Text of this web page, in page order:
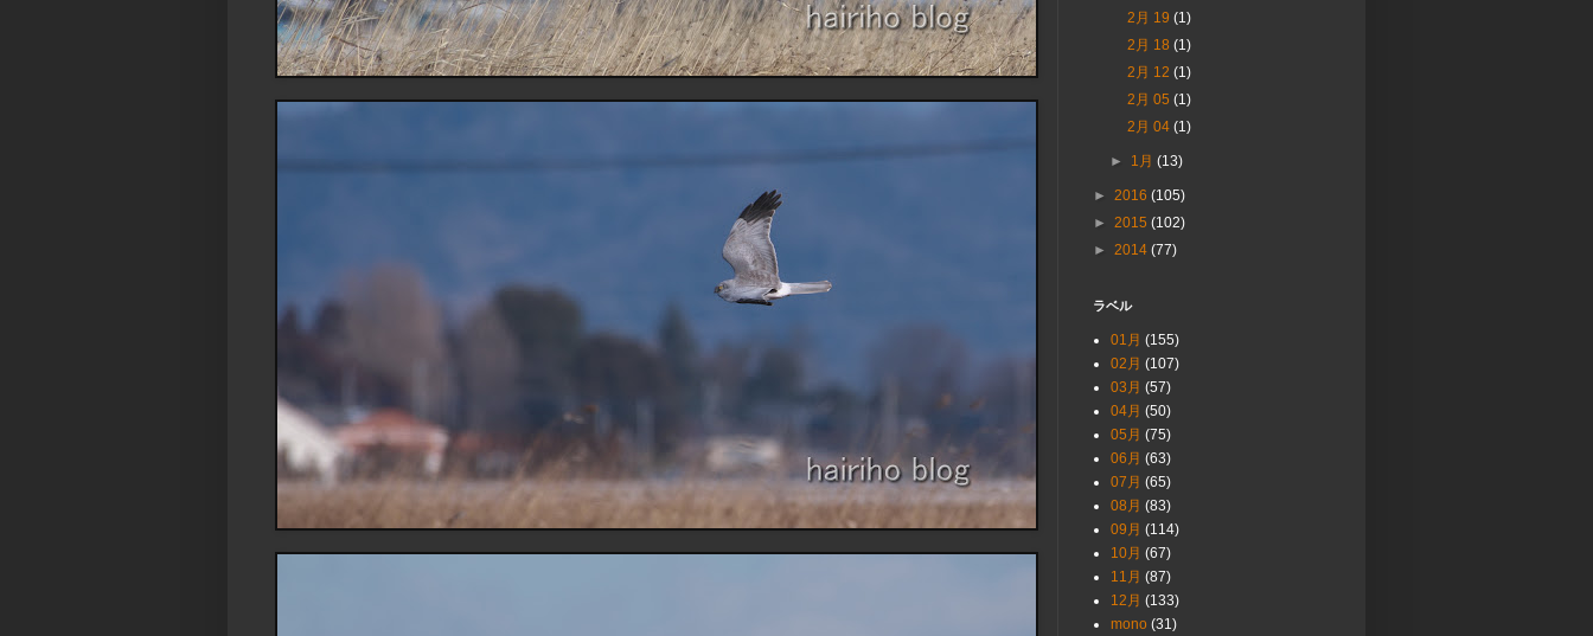
2月 19 (1)
2月 18 (1)
2月 12 (1)
2月 05 (1)
2月 04 (1)
► 1月(13)
► 2016 (105)
► 2015 (102)
► 2014 (77)
ラベル
01月 (155)
02月 (107)
03月 (57)
04月 (50)
05月 (75)
06月 (63)
07月 (65)
08月 (83)
09月 (114)
10月 (67)
11月 (87)
12月 (133)
mono (31)